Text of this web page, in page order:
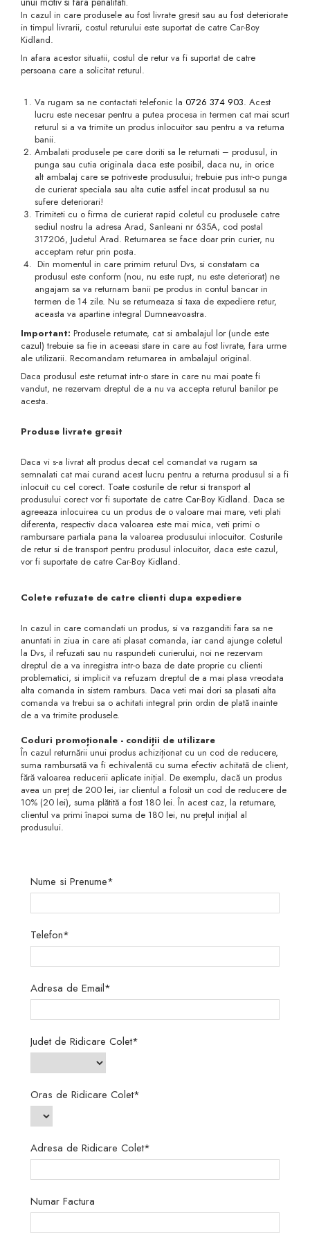
Produse de protecție
mobilier industrial
Bandă avertizare
Cărucioare copii
Accesorii Cărucioare
Set protecții copii
Siguranță auto copii
Tapet protector perete
camera copiilor
Incălzitoare biberoane
copii
Termosuri, recipiente
mâncare pentru copii
Suzete bebe
Termometre copii
Căști antifonice copii și
dopuri de urechi
Produse îngrijire copii
Igiena copii
Jocuri de familie sau grup
Masinute, avioane,
motociclete
Jucarii muzicale
Jucării educative copii
Biciclete și Triciclete
In cazul in care produsele au fost livrate gresit sau au fost deteriorate
in timpul livrarii, costul returului este suportat de catre Car-Boy
Kidland.
In afara acestor situatii, costul de retur va fi suportat de catre
persoana care a solicitat returul.
Va rugam sa ne contactati telefonic la 0726 374 903. Acest
lucru este necesar pentru a putea procesa in termen cat mai scurt
returul si a va trimite un produs inlocuitor sau pentru a va returna
banii.
Ambalati produsele pe care doriti sa le returnati – produsul, in
punga sau cutia originala daca este posibil, daca nu, in orice
alt ambalaj care se potriveste produsului; trebuie pus intr-o punga
de curierat speciala sau alta cutie astfel incat produsul sa nu
sufere deteriorari!
Trimiteti cu o firma de curierat rapid coletul cu produsele catre
sediul nostru la adresa Arad, Sanleani nr 635A, cod postal
317206, Judetul Arad. Returnarea se face doar prin curier, nu
acceptam retur prin posta.
Din momentul in care primim returul Dvs, si constatam ca
produsul este conform (nou, nu este rupt, nu este deteriorat) ne
angajam sa va returnam banii pe produs in contul bancar in
termen de 14 zile. Nu se returneaza si taxa de expediere retur,
aceasta va apartine integral Dumneavoastra.
Important: Produsele returnate, cat si ambalajul lor (unde este
cazul) trebuie sa fie in aceeasi stare in care au fost livrate, fara urme
ale utilizarii. Recomandam returnarea in ambalajul original.
Daca produsul este returnat intr-o stare in care nu mai poate fi
vandut, ne rezervam dreptul de a nu va accepta returul banilor pe
acesta.
Produse livrate gresit
Daca vi s-a livrat alt produs decat cel comandat va rugam sa
semnalati cat mai curand acest lucru pentru a returna produsul si a fi
inlocuit cu cel corect. Toate costurile de retur si transport al
produsului corect vor fi suportate de catre Car-Boy Kidland. Daca se
agreeaza inlocuirea cu un produs de o valoare mai mare, veti plati
diferenta, respectiv daca valoarea este mai mica, veti primi o
rambursare partiala pana la valoarea produsului inlocuitor. Costurile
de retur si de transport pentru produsul inlocuitor, daca este cazul,
vor fi suportate de catre Car-Boy Kidland.
Colete refuzate de catre clienti dupa expediere
In cazul in care comandati un produs, si va razganditi fara sa ne
anuntati in ziua in care ati plasat comanda, iar cand ajunge coletul
la Dvs, il refuzati sau nu raspundeti curierului, noi ne rezervam
dreptul de a va inregistra intr-o baza de date proprie cu clienti
problematici, si implicit va refuzam dreptul de a mai plasa vreodata
alta comanda in sistem ramburs. Daca veti mai dori sa plasati alta
comanda va trebui sa o achitati integral prin ordin de plată inainte
de a va trimite produsele.
Coduri promoționale - condiții de utilizare
În cazul returnării unui produs achiziționat cu un cod de reducere,
suma rambursată va fi echivalentă cu suma efectiv achitată de client,
fără valoarea reducerii aplicate inițial. De exemplu, dacă un produs
avea un preț de 200 lei, iar clientul a folosit un cod de reducere de
10% (20 lei), suma plătită a fost 180 lei. În acest caz, la returnare,
clientul va primi înapoi suma de 180 lei, nu prețul inițial al
produsului.
Nume si Prenume*
Telefon*
Adresa de Email*
Judet de Ridicare Colet*
Oras de Ridicare Colet*
Adresa de Ridicare Colet*
Numar Factura